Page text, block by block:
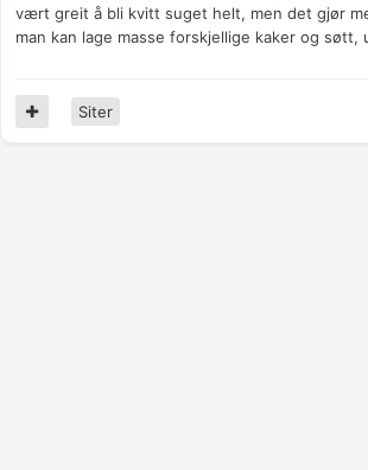
vært greit å bli kvitt suget helt, men det gjør
man kan lage masse forskjellige kaker og søtt,
Siter